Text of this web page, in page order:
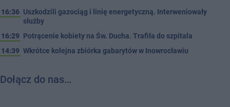
16:36 Uszkodzili gazociąg i linię energetyczną. Interweniowały
służby
16:29 Potrącenie kobiety na Św. Ducha. Trafiła do szpitala
14:39 Wkrótce kolejna zbiórka gabarytów w Inowrocławiu
Dołącz do nas…